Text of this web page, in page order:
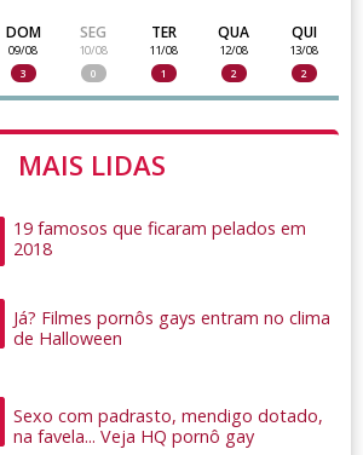
DOM
09/08
3
SEG
10/08
0
TER
11/08
1
QUA
12/08
2
QUI
13/08
2
MAIS LIDAS
19 famosos que ficaram pelados em
2018
Já? Filmes pornôs gays entram no clima
de Halloween
Sexo com padrasto, mendigo dotado,
na favela... Veja HQ pornô gay